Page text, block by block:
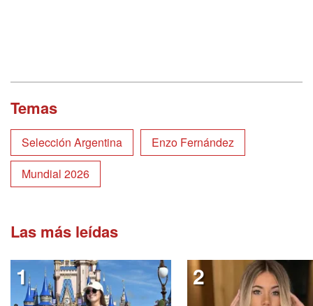
Temas
Selección Argentina
Enzo Fernández
Mundial 2026
Las más leídas